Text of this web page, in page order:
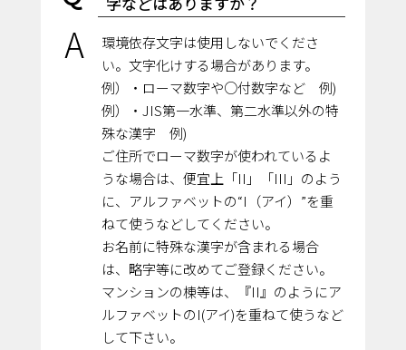
A
環境依存文字は使用しないでくださ
い。文字化けする場合があります。
例）・ローマ数字や○付数字など 例)
例）・JIS第一水準、第二水準以外の特
殊な漢字 例)
ご住所でローマ数字が使われているよ
うな場合は、便宜上「II」「III」のよう
に、アルファベットの“I（アイ）”を重
ねて使うなどしてください。
お名前に特殊な漢字が含まれる場合
は、略字等に改めてご登録ください。
マンションの棟等は、『II』のようにア
ルファベットのI(アイ)を重ねて使うなど
して下さい。